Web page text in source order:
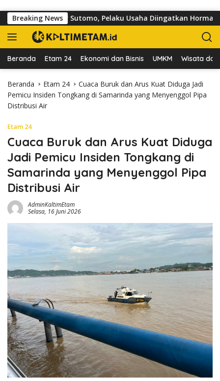
Breaking News
Jalan dr Sutomo, Pelaku Usaha Diingatkan Hormati Hak
Beranda Etam 24 Ekonomi dan Bisnis UMKM Wisata dan
Beranda Etam 24
Cuaca Buruk dan Arus Kuat Diduga Jadi
Pemicu Insiden Tongkang di Samarinda yang Menyenggol Pipa
Distribusi Air
Etam 24
Cuaca Buruk dan Arus Kuat Diduga
Jadi Pemicu Insiden Tongkang di
Samarinda yang Menyenggol Pipa
Distribusi Air
AdminKaltimEtam
Selasa, 16 Juni 2026